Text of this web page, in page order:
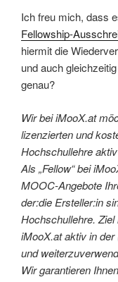
Ich freu mich, dass
Fellowship-
hiermit die
und auch
genau?
Wir bei iMooX.at
lizenzierten und
Hochschullehre
Als „Fellow“ bei
MOOC-Angebote
der:die Ersteller:in
Hochschullehre.
iMooX.at aktiv in
und
Wir garantieren